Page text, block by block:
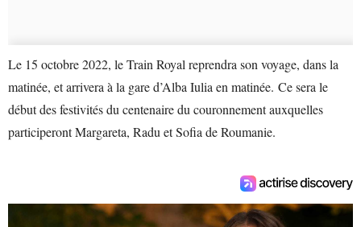
Le 15 octobre 2022, le Train Royal reprendra son voyage, dans la
matinée, et arrivera à la gare d’Alba Iulia en matinée. Ce sera le
début des festivités du centenaire du couronnement auxquelles
participeront Margareta, Radu et Sofia de Roumanie.